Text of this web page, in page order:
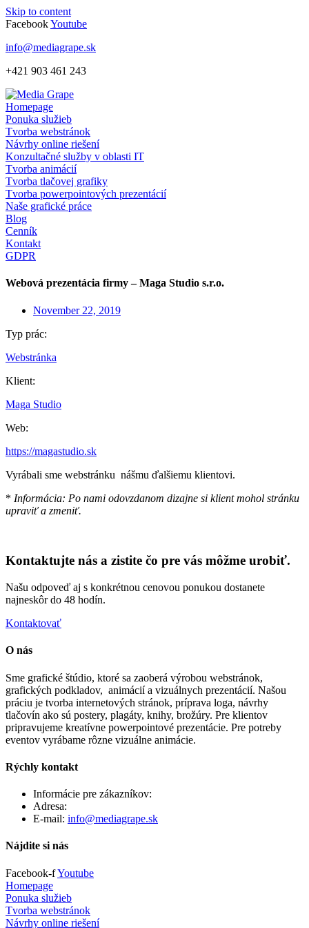
Skip to content
FacebookYoutube
info@mediagrape.sk
+421 903 461 243
Homepage
Ponuka služieb
Tvorba webstránok
Návrhy online riešení
Konzultačné služby v oblasti IT
Tvorba animácií
Tvorba tlačovej grafiky
Tvorba powerpointových prezentácií
Naše grafické práce
Blog
Cenník
Kontakt
GDPR
Webová prezentácia firmy – Maga Studio s.r.o.
November 22, 2019
Typ prác:
Webstránka
Klient:
Maga Studio
Web:
https://magastudio.sk
Vyrábali sme webstránku nášmu ďalšiemu klientovi.
* Informácia: Po nami odovzdanom dizajne si klient mohol stránku
upraviť a zmeniť.
Kontaktujte nás a zistite čo pre vás môžme urobiť.
Našu odpoveď aj s konkrétnou cenovou ponukou dostanete
najneskôr do 48 hodín.
Kontaktovať
O nás
Sme grafické štúdio, ktoré sa zaoberá výrobou webstránok,
grafických podkladov, animácií a vizuálnych prezentácií. Našou
práciu je tvorba internetových stránok, príprava loga, návrhy
tlačovín ako sú postery, plagáty, knihy, brožúry. Pre klientov
pripravujeme kreatívne powerpointové prezentácie. Pre potreby
eventov vyrábame rôzne vizuálne animácie.
Rýchly kontakt
Informácie pre zákazníkov:
Adresa:
E-mail: info@mediagrape.sk
Nájdite si nás
Facebook-fYoutube
Homepage
Ponuka služieb
Tvorba webstránok
Návrhy online riešení